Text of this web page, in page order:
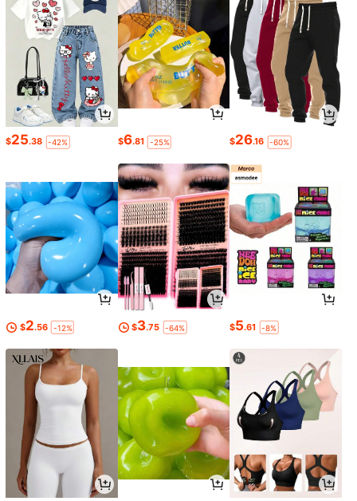
$25.38 -42% $6.81 -25% $26.16 -60%
$2.56 -12% $3.75 -64% $5.61 -8%